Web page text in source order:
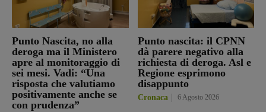
Punto Nascita, no alla
deroga ma il Ministero
apre al monitoraggio di
sei mesi. Vadi: “Una
risposta che valutiamo
positivamente anche se
con prudenza”
Punto nascita: il CPNN
dà parere negativo alla
richiesta di deroga. Asl e
Regione esprimono
disappunto
Cronaca 6 Agosto 2026